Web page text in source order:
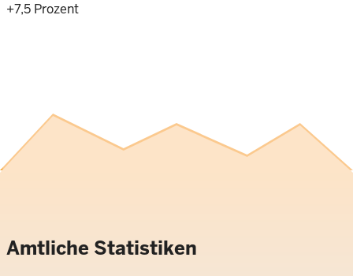
+7,5 Prozent
Amtliche Statistiken